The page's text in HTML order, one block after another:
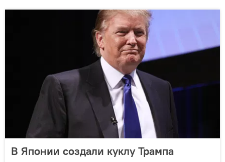
В Японии создали куклу Трампа